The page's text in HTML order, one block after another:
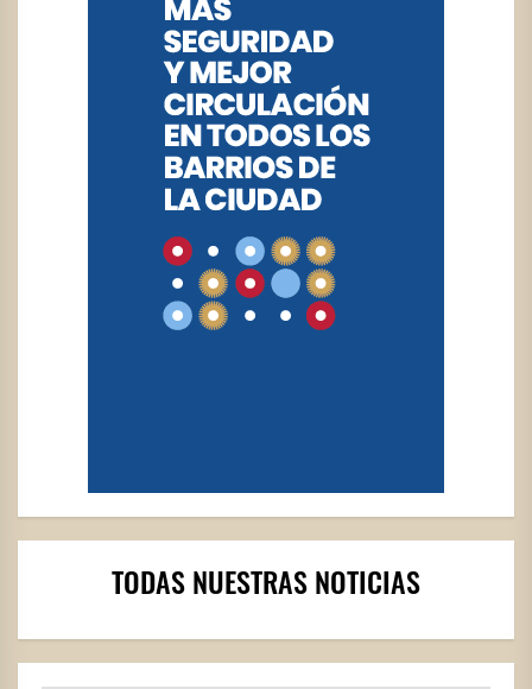
TODAS NUESTRAS NOTICIAS